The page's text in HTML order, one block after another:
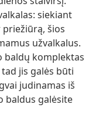
siekiant
šios
užvalkalus.
baldų komplektas
jis galės būti
judinamas iš
baldus galėsite